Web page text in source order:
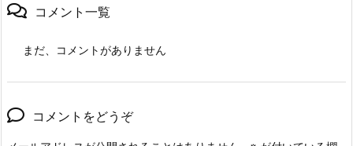
コメント一覧
まだ、コメントがありません
コメントをどうぞ